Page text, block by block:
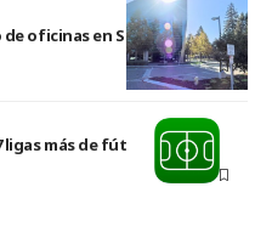
oficinas en Sunnyvale
más de fútbol